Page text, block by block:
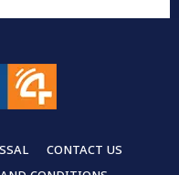
CONTACT US